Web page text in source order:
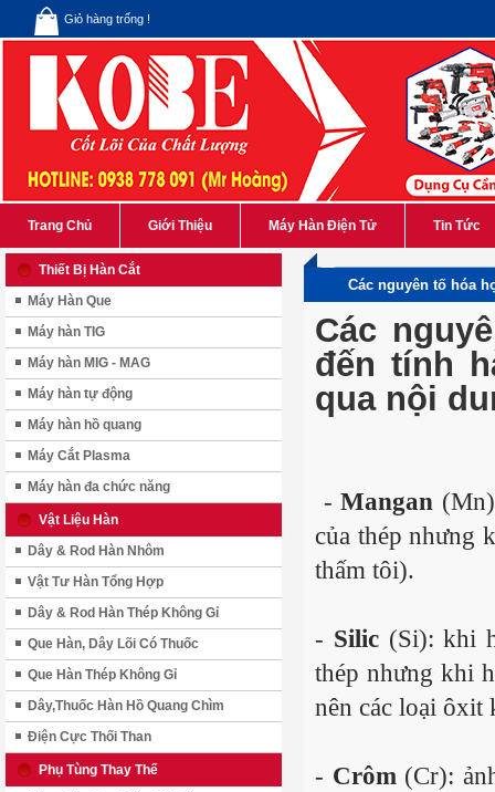
Giỏ hàng trống !
Trang Chủ Giới Thiệu Máy Hàn Điện Tử Tin Tức
Thiết Bị Hàn Cắt
Máy Hàn Que
Máy hàn TIG
Máy hàn MIG - MAG
Máy hàn tự động
Máy hàn hồ quang
Máy Cắt Plasma
Máy hàn đa chức năng
Vật Liệu Hàn
Dây & Rod Hàn Nhôm
Vật Tư Hàn Tổng Hợp
Dây & Rod Hàn Thép Không Gỉ
Que Hàn, Dây Lõi Có Thuốc
Que Hàn Thép Không Gỉ
Dây,Thuốc Hàn Hồ Quang Chìm
Điện Cực Thối Than
Phụ Tùng Thay Thế
Các nguyên tố hóa
Các
đến tính
qua nội
-Mangan
của thép nhưng
thấm tôi).
- Silic(Si): khi
thép nhưng khi
nên các loại ôxit
- Crôm (Cr):